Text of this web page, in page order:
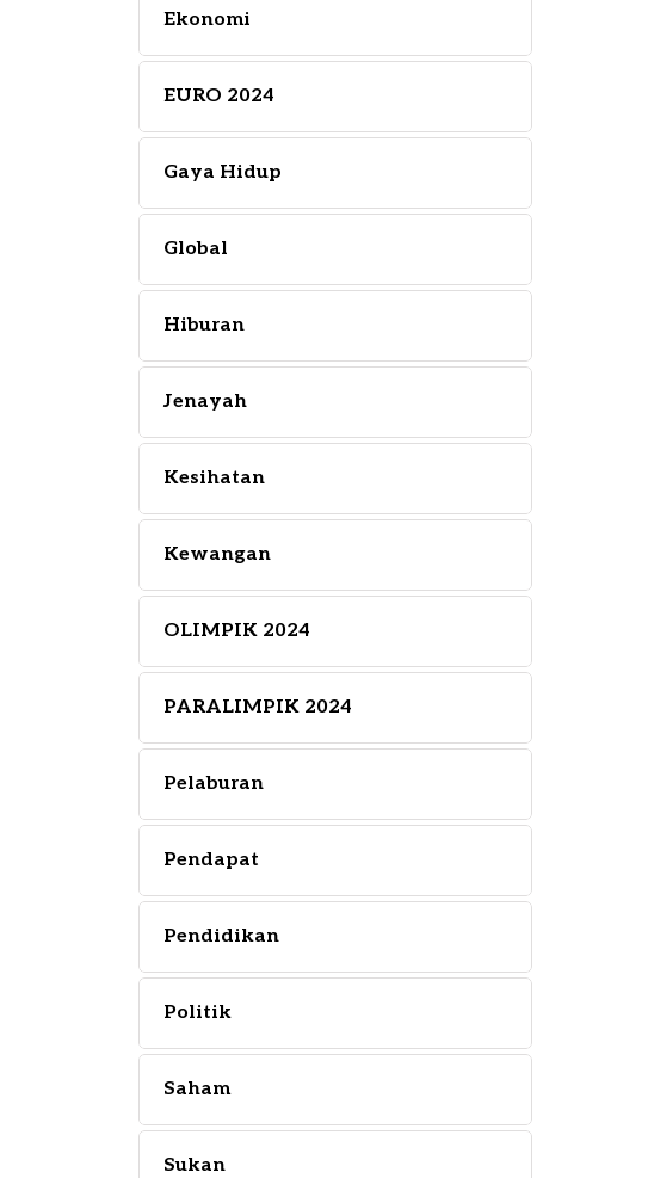
Ekonomi
EURO 2024
Gaya Hidup
Global
Hiburan
Jenayah
Kesihatan
Kewangan
OLIMPIK 2024
PARALIMPIK 2024
Pelaburan
Pendapat
Pendidikan
Politik
Saham
Sukan